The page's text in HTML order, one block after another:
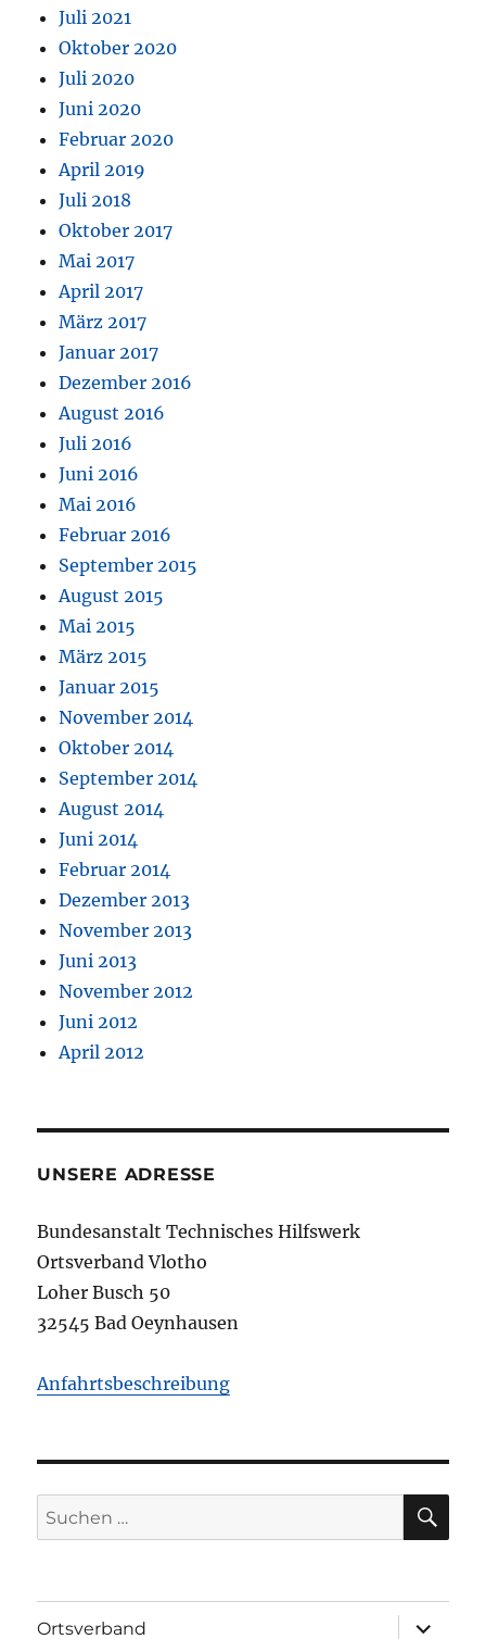
Juli 2021
Oktober 2020
Juli 2020
Juni 2020
Februar 2020
April 2019
Juli 2018
Oktober 2017
Mai 2017
April 2017
März 2017
Januar 2017
Dezember 2016
August 2016
Juli 2016
Juni 2016
Mai 2016
Februar 2016
September 2015
August 2015
Mai 2015
März 2015
Januar 2015
November 2014
Oktober 2014
September 2014
August 2014
Juni 2014
Februar 2014
Dezember 2013
November 2013
Juni 2013
November 2012
Juni 2012
April 2012
UNSERE ADRESSE
Bundesanstalt Technisches Hilfswerk
Ortsverband Vlotho
Loher Busch 50
32545 Bad Oeynhausen
Anfahrtsbeschreibung
Suchen
nach:
Ortsverband